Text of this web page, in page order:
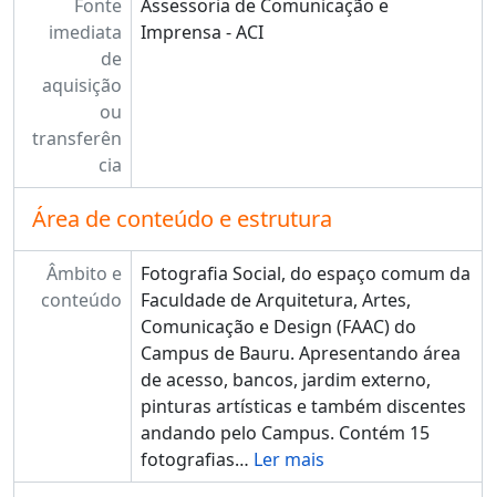
Fonte
imediata
de
aquisição
ou
transferên
cia
Assessoria de Comunicação e
Imprensa - ACI
Área de conteúdo e estrutura
Âmbito e
conteúdo
Fotografia Social, do espaço comum da
Faculdade de Arquitetura, Artes,
Comunicação e Design (FAAC) do
Campus de Bauru. Apresentando área
de acesso, bancos, jardim externo,
pinturas artísticas e também discentes
andando pelo Campus. Contém 15
fotografias… Ler mais